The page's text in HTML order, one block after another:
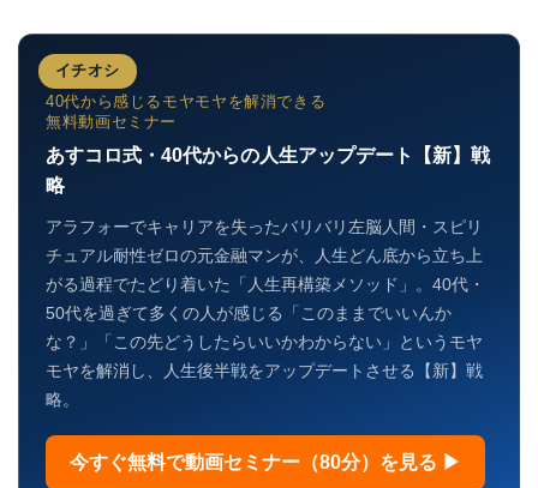
イチオシ
40代から感じるモヤモヤを解消できる
無料動画セミナー
あすコロ式・40代からの人生アップデート【新】戦
略
アラフォーでキャリアを失ったバリバリ左脳人間・スピリ
チュアル耐性ゼロの元金融マンが、人生どん底から立ち上
がる過程でたどり着いた「人生再構築メソッド」。40代・
50代を過ぎて多くの人が感じる「このままでいいんか
な？」「この先どうしたらいいかわからない」というモヤ
モヤを解消し、人生後半戦をアップデートさせる【新】戦
略。
今すぐ無料で動画セミナー（80分）を見る ▶